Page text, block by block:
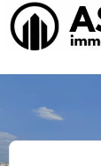
principal